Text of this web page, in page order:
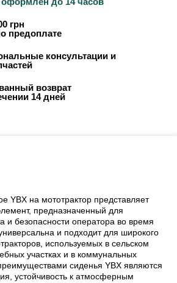
грн
предоплате
консультации и
возврат
14 дней
YBX на мототрактор представляет
предназначенный для
и безопасности оператора во время
и подходит для широкого
используемых в сельском
участках и в коммунальных
сиденья YBX являются
устойчивость к атмосферным